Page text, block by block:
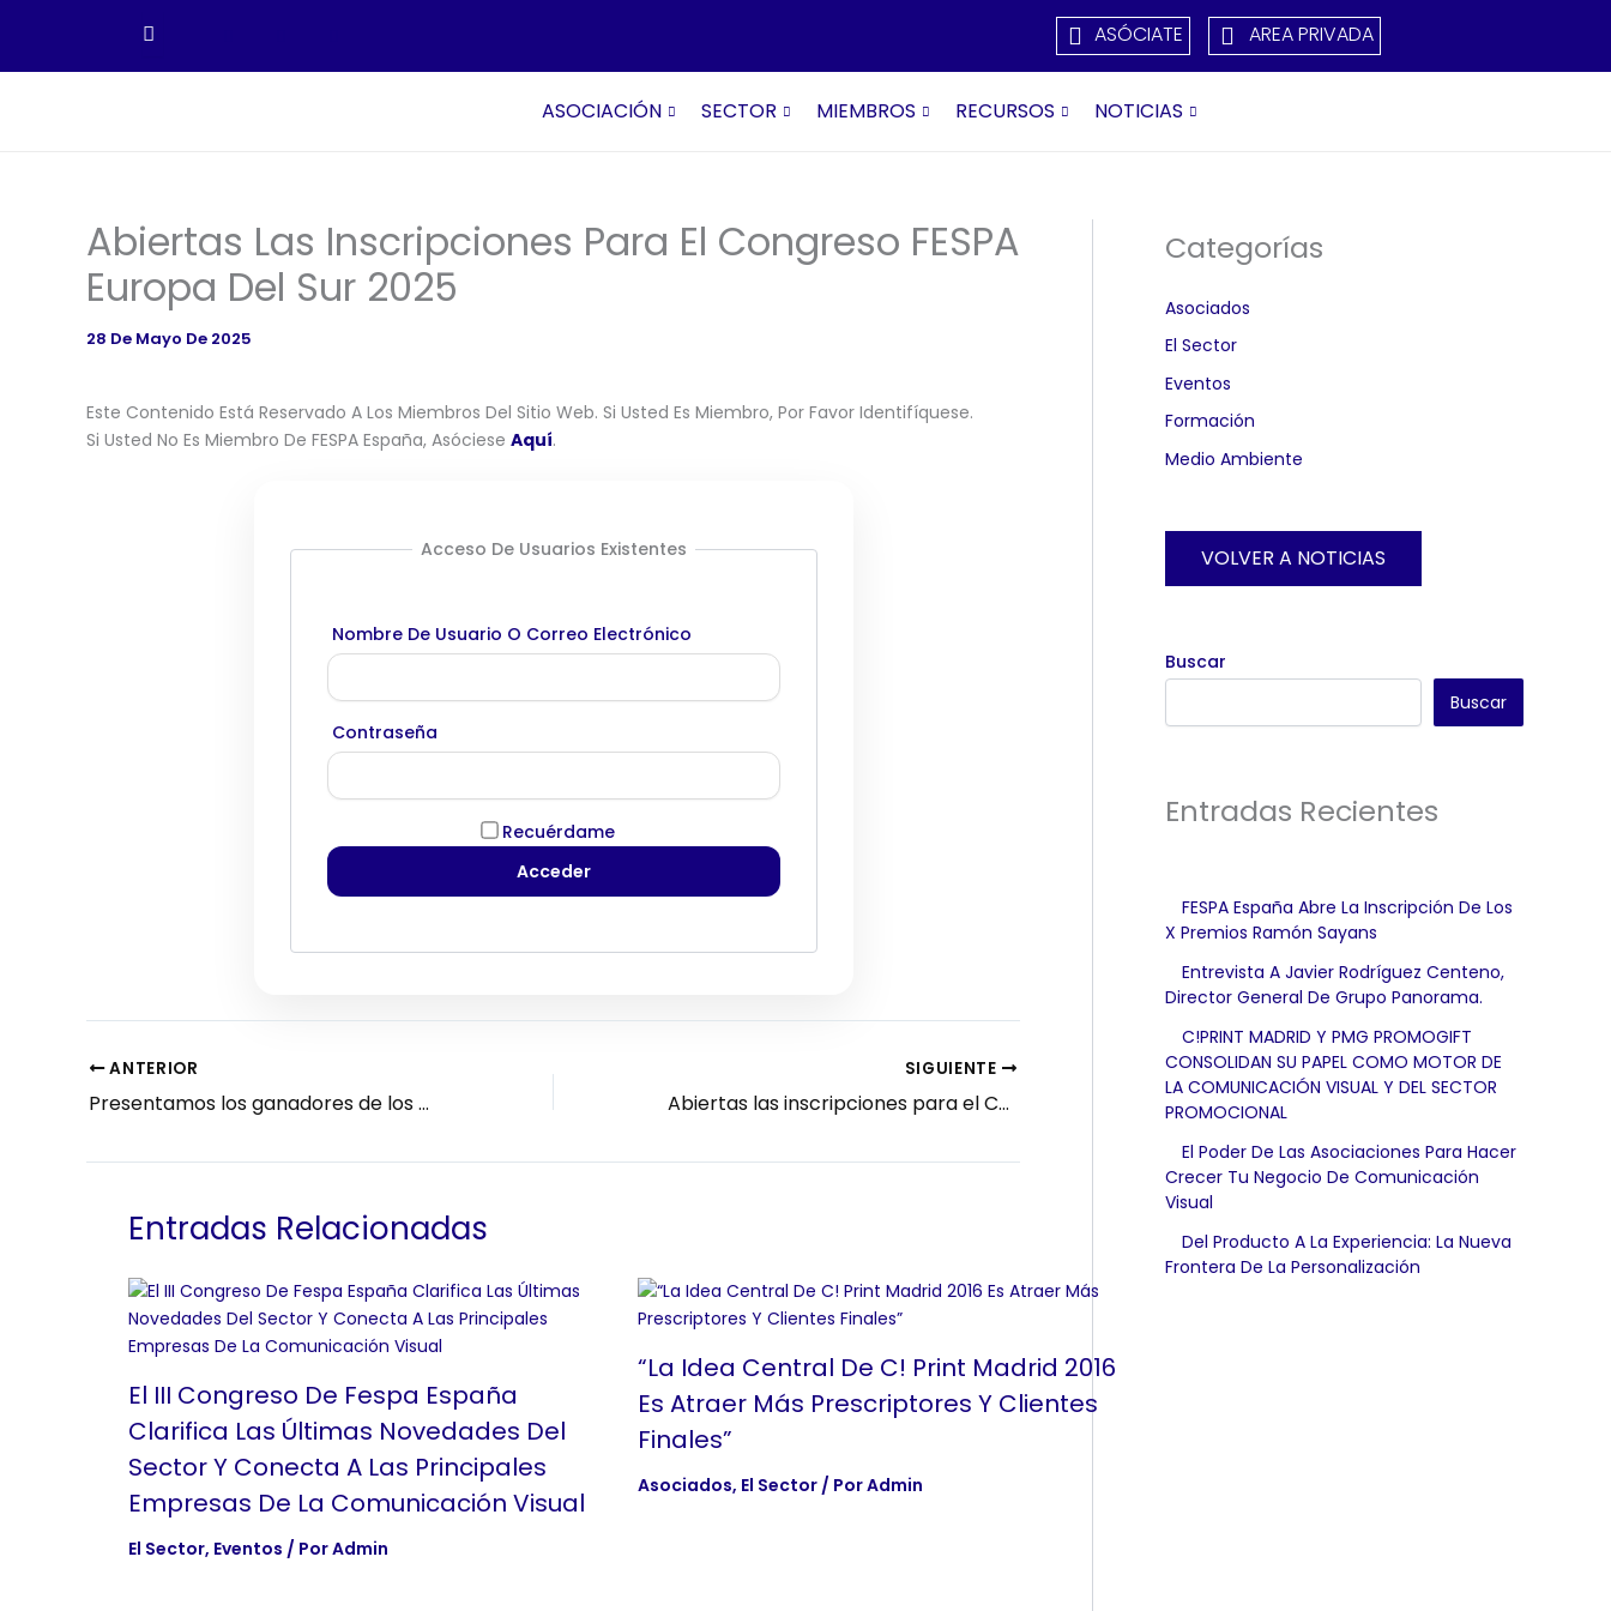
Contenido
ASÓCIATE AREA PRIVADA
ASOCIACIÓN SECTOR MIEMBROS RECURSOS NOTICIAS
Abiertas Las Inscripciones Para El Congreso FESPA
Europa Del Sur 2025
28 De Mayo De 2025
Este Contenido Está Reservado A Los Miembros Del Sitio Web. Si Usted Es Miembro, Por Favor Identifíquese.
Si Usted No Es Miembro De FESPA España, Asóciese Aquí.
Acceso De Usuarios Existentes
Nombre De Usuario O Correo Electrónico
Contraseña
Recuérdame
ANTERIOR
Presentamos los ganadores de los Premios FESPA 2025 ￼
SIGUIENTE
Abiertas las inscripciones para el Congreso FESPA Europa del Sur 2025
Entradas Relacionadas
El III Congreso De Fespa España
Clarifica Las Últimas Novedades Del
Sector Y Conecta A Las Principales
Empresas De La Comunicación Visual
El Sector, Eventos / PorAdmin
“La Idea Central De C! Print Madrid 2016
Es Atraer Más Prescriptores Y Clientes
Finales”
Asociados, El Sector / PorAdmin
Categorías
Asociados
El Sector
Eventos
Formación
Medio Ambiente
VOLVER A NOTICIAS
Buscar
Buscar
Entradas Recientes
FESPA España Abre La Inscripción De Los
X Premios Ramón Sayans
Entrevista A Javier Rodríguez Centeno,
Director General De Grupo Panorama.
C!PRINT MADRID Y PMG PROMOGIFT
CONSOLIDAN SU PAPEL COMO MOTOR DE
LA COMUNICACIÓN VISUAL Y DEL SECTOR
PROMOCIONAL
El Poder De Las Asociaciones Para Hacer
Crecer Tu Negocio De Comunicación
Visual
Del Producto A La Experiencia: La Nueva
Frontera De La Personalización